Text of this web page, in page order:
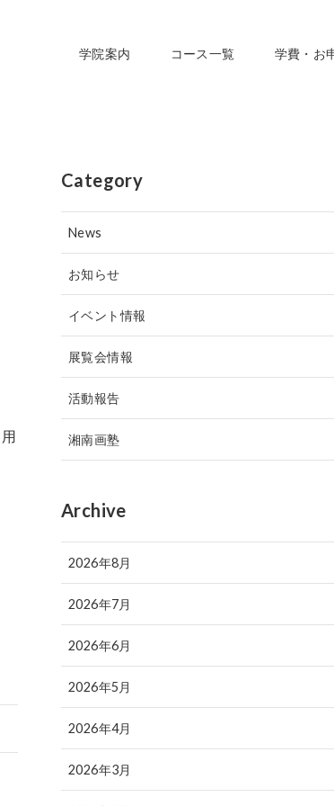
学院案内 コース一覧 学費・お
Category
News
お知らせ
イベント情報
展覧会情報
活動報告
湘南画塾
Archive
2026年8月
2026年7月
2026年6月
2026年5月
2026年4月
2026年3月